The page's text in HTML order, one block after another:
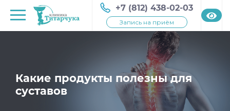
+7 (812) 438-02-03
Запись на приём
Какие продукты полезны для
суставов